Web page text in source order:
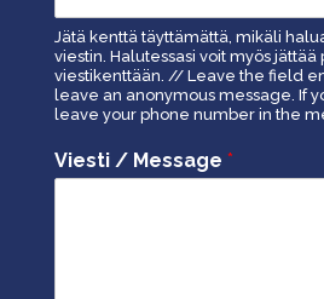
Jätä kenttä täyttämättä, mikäli
viestin. Halutessasi voit myös
viestikenttään. // Leave the field
leave an anonymous message. If
leave your phone number in the
Viesti / Message *